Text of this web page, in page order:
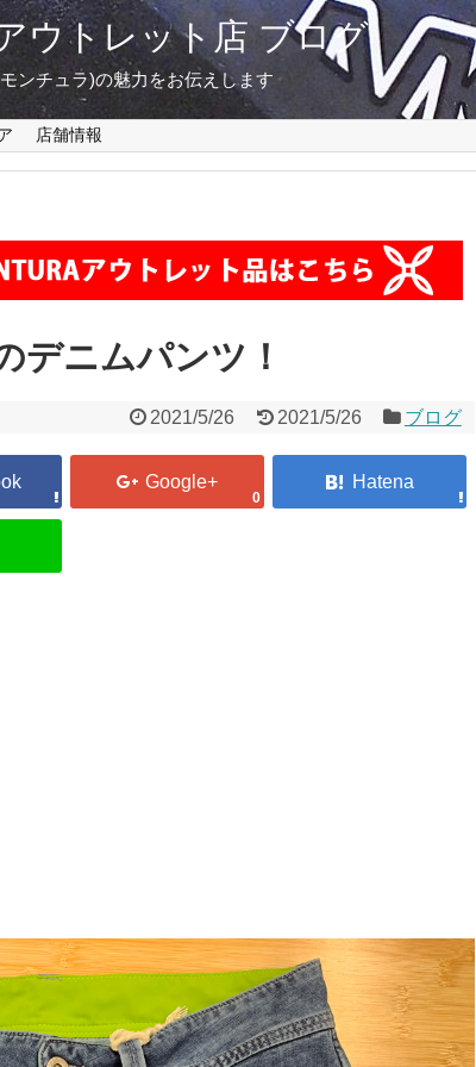
ウトレット店 ブログ
ンチュラ)の魅力をお伝えします
店舗情報
ニムパンツ！
2021/5/26 2021/5/26 ブログ
0